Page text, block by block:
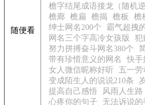
随便看
檐字结尾成语接龙（随机逆
檐廊 檐扁 檐揭 檐板 檐
绅士网名200个
霸气超拽
网名三个字高冷女孩版
犯
努力拼搏奋斗网名380个
带有珍惜意义的网名
快手
女人微信昵称好听
五一劳
变成陌生人的说说210条
提高自己感悟
风雨人生路
心疼你的句子
无法诉说